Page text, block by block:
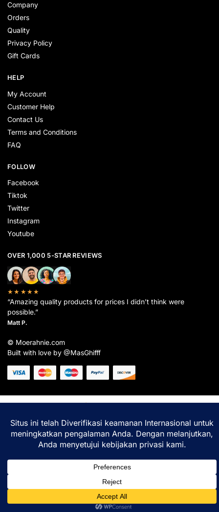
Company
Orders
Quality
Privacy Policy
Gift Cards
HELP
My Account
Customer Help
Contact Us
Terms and Conditions
FAQ
FOLLOW
Facebook
Tiktok
Twitter
Instagram
Youtube
OVER 1,000 5-STAR REVIEWS
★★★★★
“Amazing quality products for prices I didn’t think were
possible.”
Matt P.
© Moerahnie.com
Built with love by @MasGhifff
Lacak
Moerahnie.com
pengalaman belanja terbaik Anda.